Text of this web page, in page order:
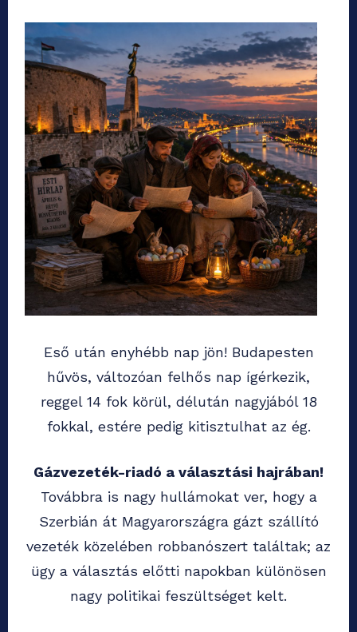
Eső után enyhébb nap jön! Budapesten
hűvös, változóan felhős nap ígérkezik,
reggel 14 fok körül, délután nagyjából 18
fokkal, estére pedig kitisztulhat az ég.
Gázvezeték-riadó a választási hajrában!
Továbbra is nagy hullámokat ver, hogy a
Szerbián át Magyarországra gázt szállító
vezeték közelében robbanószert találtak; az
ügy a választás előtti napokban különösen
nagy politikai feszültséget kelt.